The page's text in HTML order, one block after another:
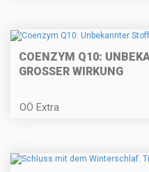
COENZYM Q10:
GROSSER WIRKUNG
OÖ Extra